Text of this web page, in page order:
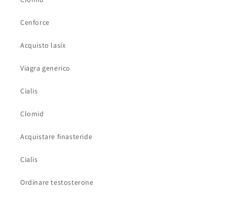
Cenforce
Acquisto lasix
Viagra generico
Cialis
Clomid
Acquistare finasteride
Cialis
Ordinare testosterone